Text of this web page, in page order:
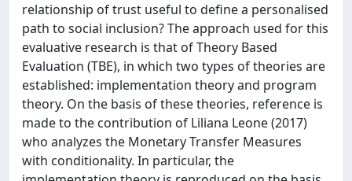
relationship of trust useful to define a personalised
path to social inclusion? The approach used for this
evaluative research is that of Theory Based
Evaluation (TBE), in which two types of theories are
established: implementation theory and program
theory. On the basis of these theories, reference is
made to the contribution of Liliana Leone (2017)
who analyzes the Monetary Transfer Measures
with conditionality. In particular, the